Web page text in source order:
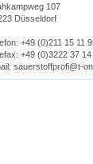
107
Düsseldorf
+49 (0)211 15 11
+49 (0)3222 37 14
sauerstoffprofi@t-